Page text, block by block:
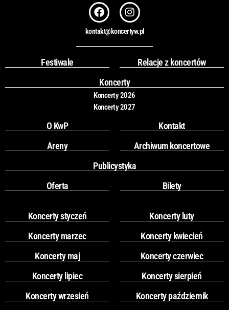
F
a
c
e
b
o
k
I
n
s
t
a
r
a
m
kontakt@koncertyw.pl
Festiwale
Relacje z koncertów
Koncerty
Koncerty 2026
Koncerty 2027
O KwP
Kontakt
Areny
Archiwum koncertowe
Publicystyka
Oferta
Bilety
Koncerty styczeń
Koncerty luty
Koncerty marzec
Koncerty kwiecień
Koncerty maj
Koncerty czerwiec
Koncerty lipiec
Koncerty sierpień
Koncerty wrzesień
Koncerty październik